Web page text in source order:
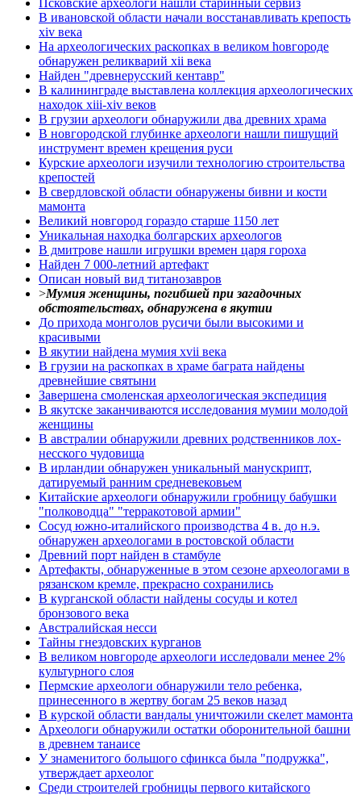
Псковские археологи нашли старинный сервиз
В ивановской области начали восстанавливать крепость
xiv века
Hа археологических раскопках в великом hовгороде
обнаружен реликварий xii века
Найден "древнерусский кентавр"
В калининграде выставлена коллекция археологических
находок xiii-xiv веков
В грузии археологи обнаружили два древних храма
В новгородской глубинке археологи нашли пишущий
инструмент времен крещения руси
Курские археологи изучили технологию строительства
крепостей
В свердловской области обнаружены бивни и кости
мамонта
Великий новгород гораздо старше 1150 лет
Уникальная находка болгарских археологов
В дмитрове нашли игрушки времен царя гороха
Найден 7 000-летний артефакт
Описан новый вид титанозавров
>Мумия женщины, погибшей при загадочных
обстоятельствах, обнаружена в якутии
До прихода монголов русичи были высокими и
красивыми
В якутии найдена мумия xvii века
В грузии на раскопках в храме баграта найдены
древнейшие святыни
Завершена смоленская археологическая экспедиция
В якутске заканчиваются исследования мумии молодой
женщины
В австралии обнаружили древних родственников лох-
несского чудовища
В ирландии обнаружен уникальный манускрипт,
датируемый ранним средневековьем
Китайские археологи обнаружили гробницу бабушки
"полководца" "терракотовой армии"
Сосуд южно-италийского производства 4 в. до н.э.
обнаружен археологами в ростовской области
Древний порт найден в стамбуле
Артефакты, обнаруженные в этом сезоне археологами в
рязанском кремле, прекрасно сохранились
В курганской области найдены сосуды и котел
бронзового века
Австралийская несси
Тайны гнездовских курганов
В великом новгороде археологи исследовали менее 2%
культурного слоя
Пермские археологи обнаружили тело ребенка,
принесенного в жертву богам 25 веков назад
В курской области вандалы уничтожили скелет мамонта
Археологи обнаружили остатки оборонительной башни
в древнем танаисе
У знаменитого большого сфинкса была "подружка",
утверждает археолог
Среди строителей гробницы первого китайского